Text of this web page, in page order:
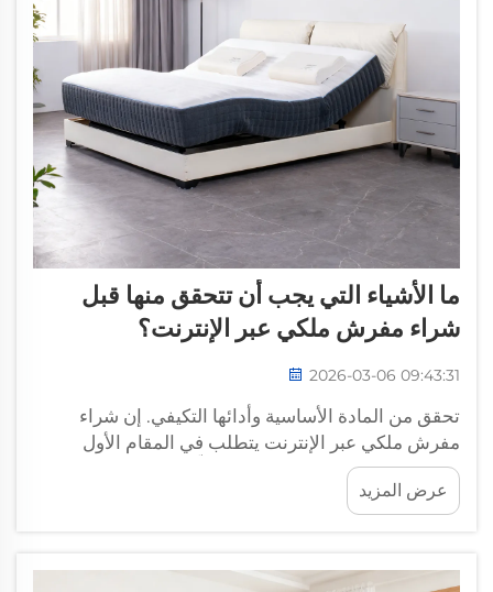
ما الأشياء التي يجب أن تتحقق منها قبل
شراء مفرش ملكي عبر الإنترنت؟
2026-03-06 09:43:31
تحقق من المادة الأساسية وأدائها التكيفي. إن شراء
مفرش ملكي عبر الإنترنت يتطلب في المقام الأول
معرفة نوع المادة الأساسية، وقد تعلّمتُ هذه الدروس
عندما اشتريتُ مفرشًا ملكيًا رخيصًا بشكل انفعالي منذ
عامٍ مضى—فكان مصنوعًا من رغوة ذات جودة
عرض المزيد